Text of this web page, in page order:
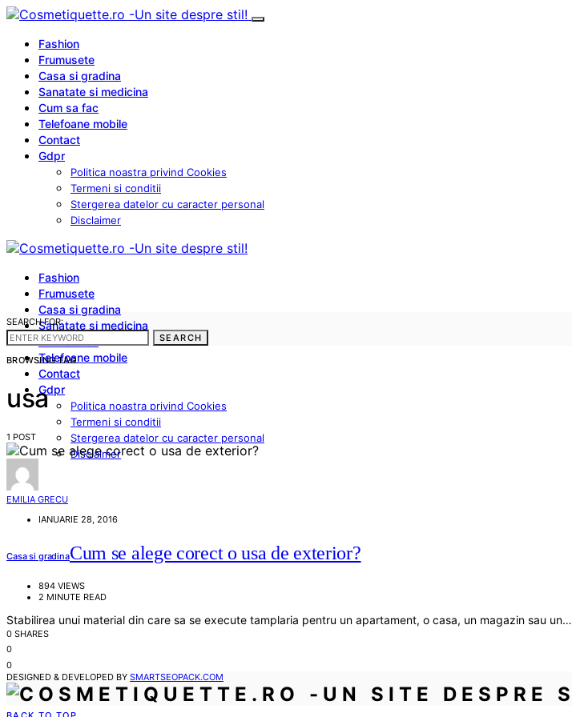
Fashion
Frumusete
Casa si gradina
Sanatate si medicina
Cum sa fac
Telefoane mobile
Contact
Gdpr
Politica noastra privind Cookies
Termeni si conditii
Stergerea datelor cu caracter personal
Disclaimer
Fashion
Frumusete
Casa si gradina
Sanatate si medicina
Cum sa fac
Telefoane mobile
Contact
Gdpr
Politica noastra privind Cookies
Termeni si conditii
Stergerea datelor cu caracter personal
Disclaimer
SEARCH FOR:
SEARCH
BROWSING TAG
usa
1 POST
EMILIA GRECU
IANUARIE 28, 2016
Casa si gradinaCum se alege corect o usa de exterior?
894 VIEWS
2 MINUTE READ
Stabilirea unui material din care sa se execute tamplaria pentru un apartament, o casa, un magazin sau un…
0 SHARES
0
0
DESIGNED & DEVELOPED BY SMARTSEOPACK.COM